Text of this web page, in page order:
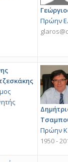
Πρώην
Πρώην
1950 -